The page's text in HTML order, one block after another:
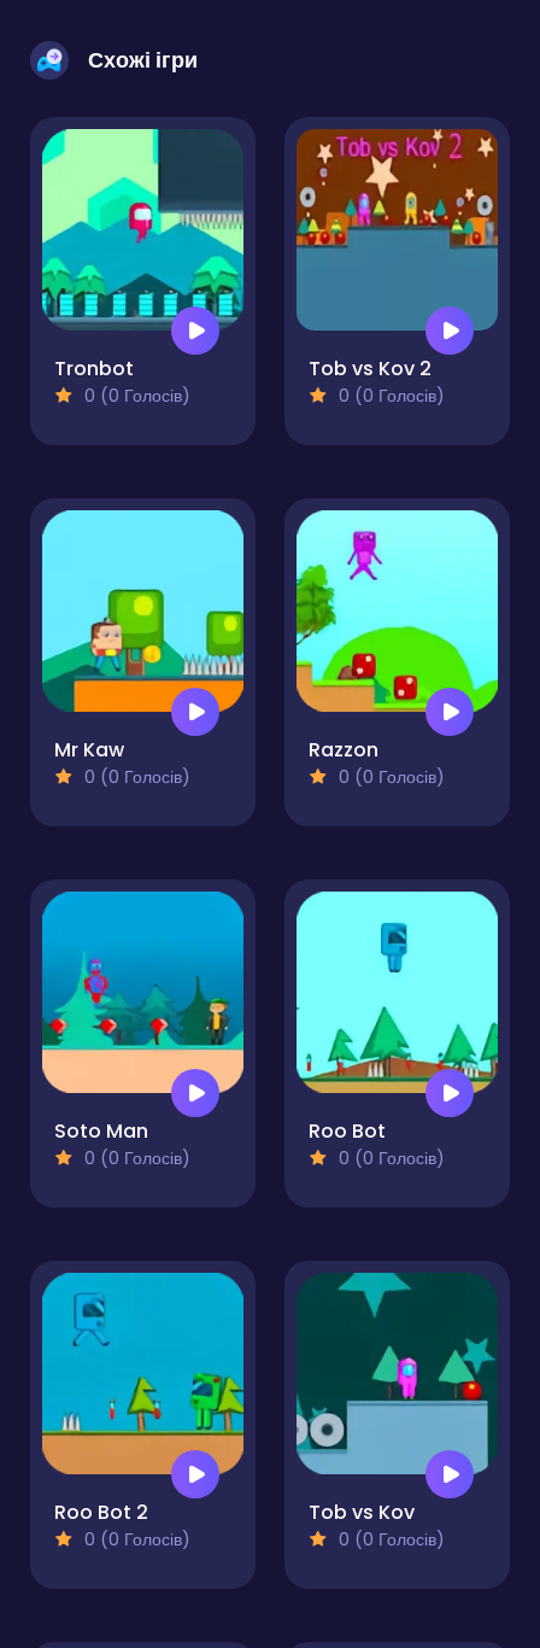
Схожі ігри
Tronbot
0 (0 Голосів)
Tob vs Kov 2
0 (0 Голосів)
Mr Kaw
0 (0 Голосів)
Razzon
0 (0 Голосів)
Soto Man
0 (0 Голосів)
Roo Bot
0 (0 Голосів)
Roo Bot 2
0 (0 Голосів)
Tob vs Kov
0 (0 Голосів)